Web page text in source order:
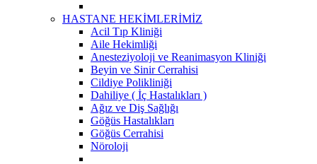
HASTANE HEKİMLERİMİZ
Acil Tıp Kliniği
Aile Hekimliği
Anesteziyoloji ve Reanimasyon Kliniği
Beyin ve Sinir Cerrahisi
Cildiye Polikliniği
Dahiliye ( İç Hastalıkları )
Ağız ve Diş Sağlığı
Göğüs Hastalıkları
Göğüs Cerrahisi
Nöroloji